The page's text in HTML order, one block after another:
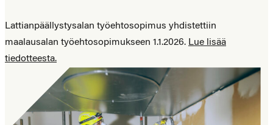
Lattianpäällystysalan työehtosopimus yhdistettiin
maalausalan työehtosopimukseen 1.1.2026. Lue lisää
tiedotteesta.